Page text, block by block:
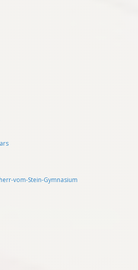
vom-Stein-Gymnasium